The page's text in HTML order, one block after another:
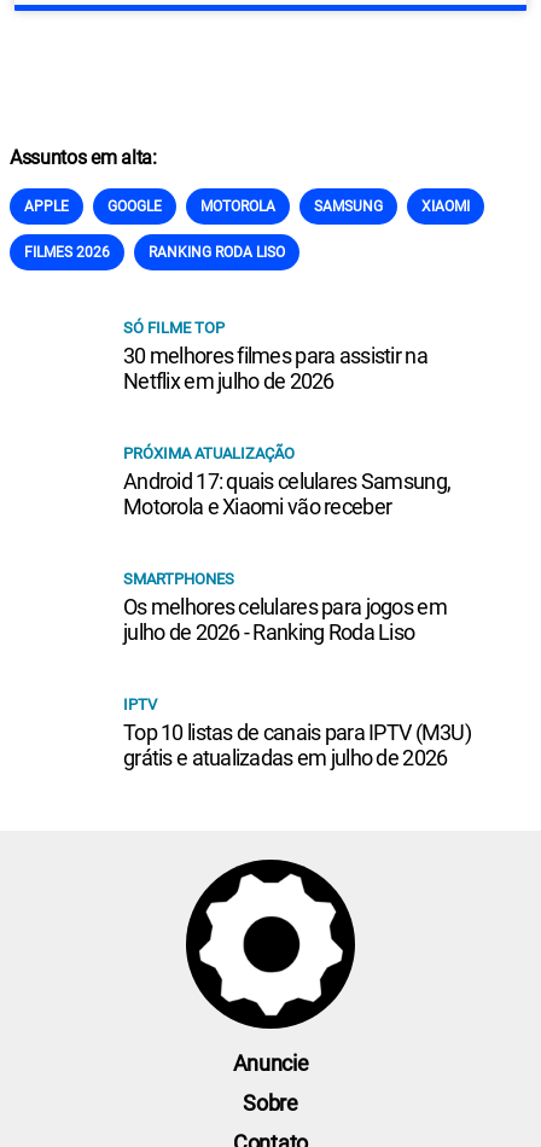
Assuntos em alta:
APPLE GOOGLE MOTOROLA SAMSUNG XIAOMI
FILMES 2026 RANKING RODA LISO
SÓ FILME TOP
30 melhores filmes para assistir na
Netflix em julho de 2026
PRÓXIMA ATUALIZAÇÃO
Android 17: quais celulares Samsung,
Motorola e Xiaomi vão receber
SMARTPHONES
Os melhores celulares para jogos em
julho de 2026 - Ranking Roda Liso
IPTV
Top 10 listas de canais para IPTV (M3U)
grátis e atualizadas em julho de 2026
Anuncie
Sobre